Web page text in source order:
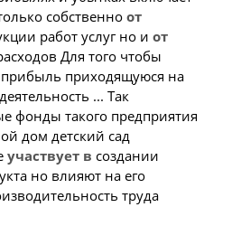
собственно от
работ услуг но и от
Для того чтобы
приходящуюся на
... Так
фонды такого предприятия
дом детский сад
участвует в создании
но влияют на его
труда